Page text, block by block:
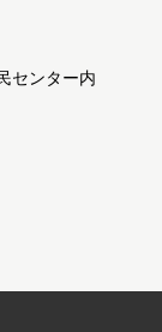
センター内